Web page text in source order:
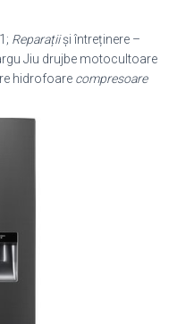
Reparațiişi întreținere –
Jiu drujbe motocultoare
hidrofoare compresoare